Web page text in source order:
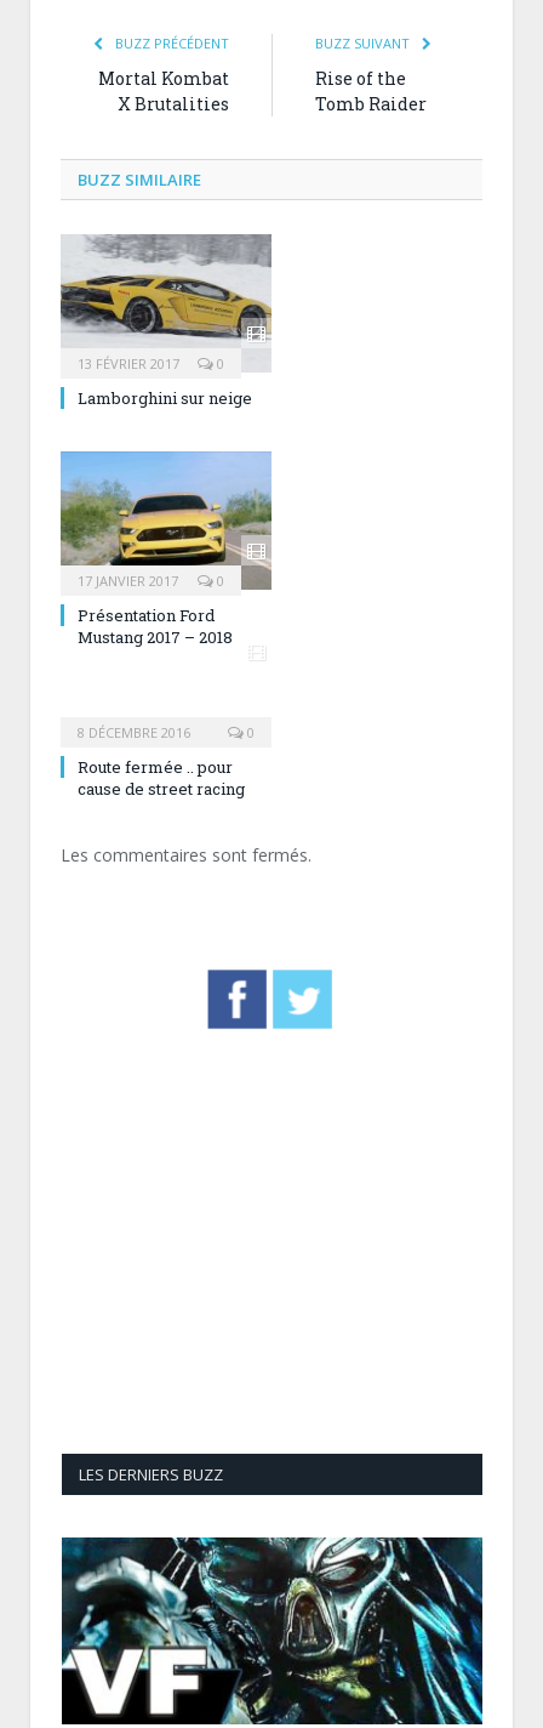
BUZZ PRÉCÉDENT
Mortal Kombat
X Brutalities
BUZZ SUIVANT
Rise of the
Tomb Raider
BUZZ SIMILAIRE
13 FÉVRIER 2017 0
Lamborghini sur neige
17 JANVIER 2017 0
Présentation Ford
Mustang 2017 – 2018
8 DÉCEMBRE 2016 0
Route fermée .. pour
cause de street racing
Les commentaires sont fermés.
LES DERNIERS BUZZ